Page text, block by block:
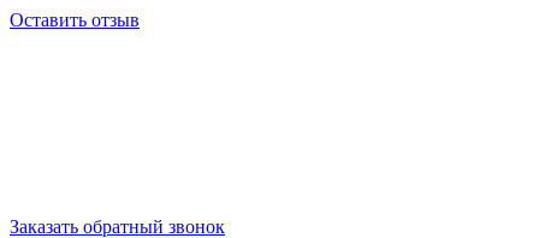
Оставить отзыв
Заказать обратный звонок